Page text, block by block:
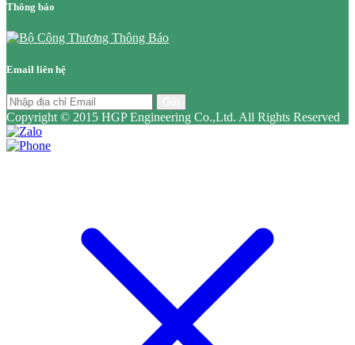
Thông báo
Email liên hệ
Copyright © 2015 HGP Engineering Co.,Ltd. All Rights Reserved